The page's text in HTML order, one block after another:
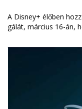
A Disney+ élőben
gálát, március 16-án,